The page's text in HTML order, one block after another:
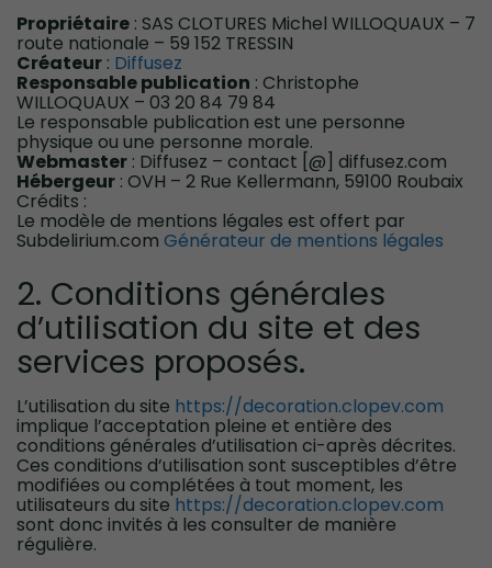
Propriétaire : SAS CLOTURES Michel WILLOQUAUX – 7
route nationale – 59 152 TRESSIN
Créateur : Diffusez
Responsable publication : Christophe
WILLOQUAUX – 03 20 84 79 84
Le responsable publication est une personne
physique ou une personne morale.
Webmaster : Diffusez – contact [@] diffusez.com
Hébergeur : OVH – 2 Rue Kellermann, 59100 Roubaix
Crédits :
Le modèle de mentions légales est offert par
Subdelirium.com Générateur de mentions légales
2. Conditions générales
d’utilisation du site et des
services proposés.
L’utilisation du site https://decoration.clopev.com
implique l’acceptation pleine et entière des
conditions générales d’utilisation ci-après décrites.
Ces conditions d’utilisation sont susceptibles d’être
modifiées ou complétées à tout moment, les
utilisateurs du site https://decoration.clopev.com
sont donc invités à les consulter de manière
régulière.